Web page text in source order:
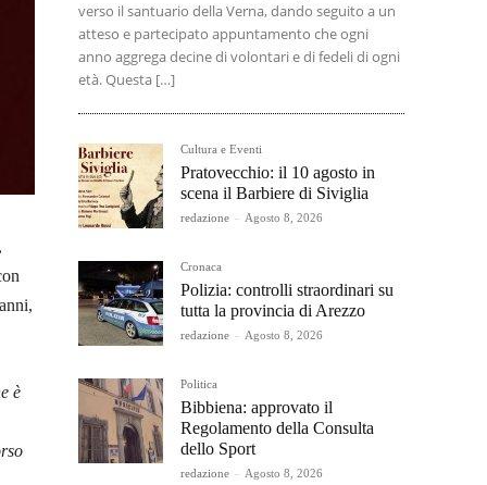
è
verso il santuario della Verna, dando seguito a un
atteso e partecipato appuntamento che ogni
anno aggrega decine di volontari e di fedeli di ogni
età. Questa […]
Cultura e Eventi
Pratovecchio: il 10 agosto in
scena il Barbiere di Siviglia
redazione - Agosto 8, 2026
Cronaca
Polizia: controlli straordinari su
tutta la provincia di Arezzo
redazione - Agosto 8, 2026
Politica
Bibbiena: approvato il
Regolamento della Consulta
dello Sport
redazione - Agosto 8, 2026